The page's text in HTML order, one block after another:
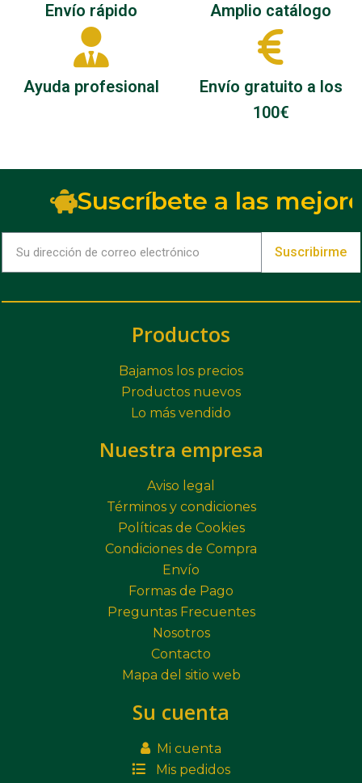
Envío rápido Amplio catálogo
Ayuda profesional
Envío gratuito a los
100€
Suscríbete a las
Suscribirme
Productos
Bajamos los precios
Productos nuevos
Lo más vendido
Nuestra empresa
Aviso legal
Términos y condiciones
Políticas de Cookies
Condiciones de Compra
Envío
Formas de Pago
Preguntas Frecuentes
Nosotros
Contacto
Mapa del sitio web
Su cuenta
Mi cuenta
Mis pedidos